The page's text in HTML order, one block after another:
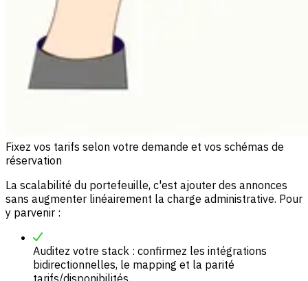
Fixez vos tarifs selon votre demande et vos schémas de
réservation
La scalabilité du portefeuille, c'est ajouter des annonces
sans augmenter linéairement la charge administrative. Pour
y parvenir :
Auditez votre stack : confirmez les intégrations
bidirectionnelles, le mapping et la parité
tarifs/disponibilités.